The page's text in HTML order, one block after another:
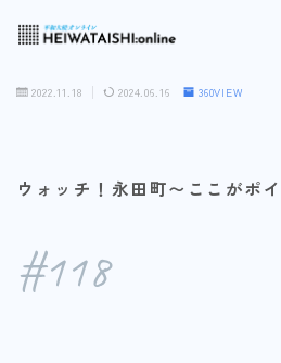
「HEIWATAISHI:online」
2022.11.18 2024.06.16 360VIEW
ウォッチ！永田町〜ここがポ
#118